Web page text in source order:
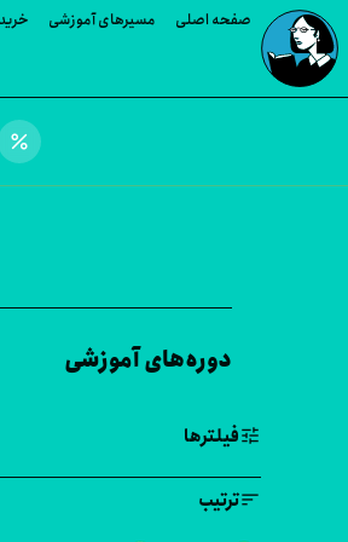
صفحه اصلی مسیرهای آموزشی
percent
دوره‌های آموزشی
tuneفیلترها
sortترتیب